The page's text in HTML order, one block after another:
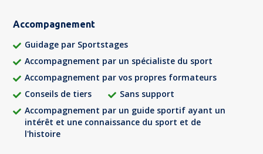
Accompagnement
Guidage par Sportstages
Accompagnement par un spécialiste du sport
Accompagnement par vos propres formateurs
Conseils de tiers
Sans support
Accompagnement par un guide sportif ayant un
intérêt et une connaissance du sport et de
l'histoire